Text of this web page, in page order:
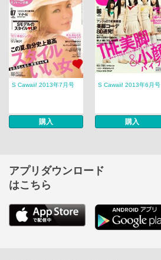
S Cawaii! 2013年7月号
購入
S Cawaii! 2013年6月号
購入
アプリダウンロード
はこちら